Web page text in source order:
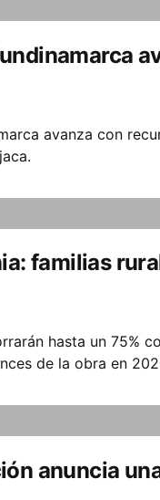
avanza con
familias
hasta un 75%
de la obra en
anuncia